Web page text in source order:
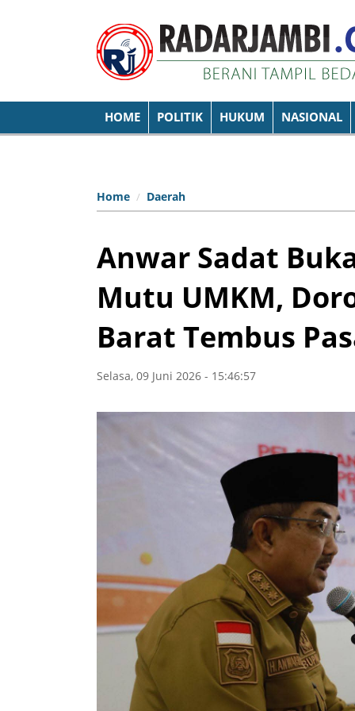
HOME POLITIK HUKUM NASIONAL
Home Daerah
Anwar Sadat
Mutu UMKM,
Barat Tembus
Selasa, 09 Juni 2026 - 15:46:57